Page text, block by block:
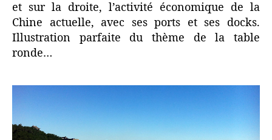
et sur la droite, l’activité économique de la
Chine actuelle, avec ses ports et ses docks.
Illustration parfaite du thème de la table
ronde…